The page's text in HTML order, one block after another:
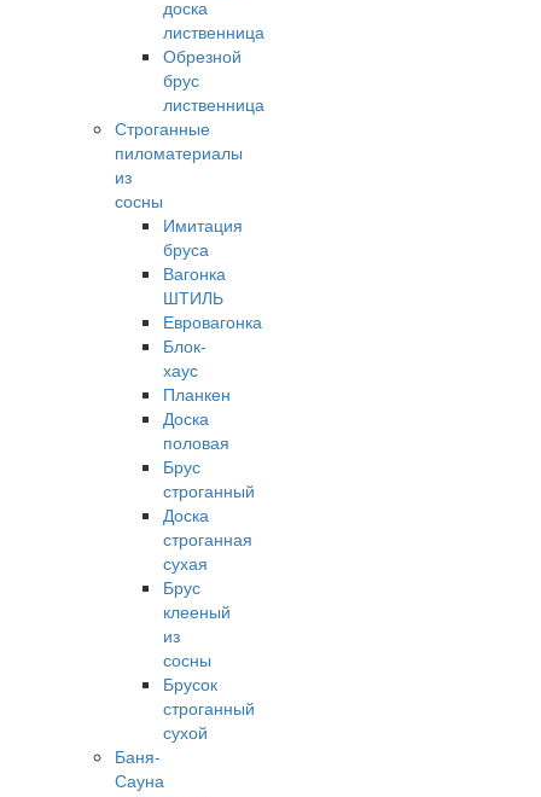
доска
лиственница
Обрезной
брус
лиственница
Строганные
пиломатериалы
из
сосны
Имитация
бруса
Вагонка
ШТИЛЬ
Евровагонка
Блок-
хаус
Планкен
Доска
половая
Брус
строганный
Доска
строганная
сухая
Брус
клееный
из
сосны
Брусок
строганный
сухой
Баня-
Сауна